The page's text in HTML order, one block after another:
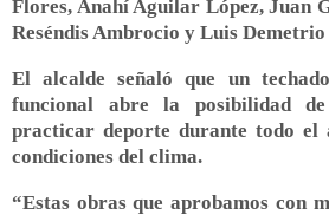
Flores, Anahí Aguilar López, Juan
Reséndis Ambrocio y Luis
El alcalde señaló que un
funcional abre la posibilidad
practicar deporte durante todo el
condiciones del clima.
“Estas obras que aprobamos con